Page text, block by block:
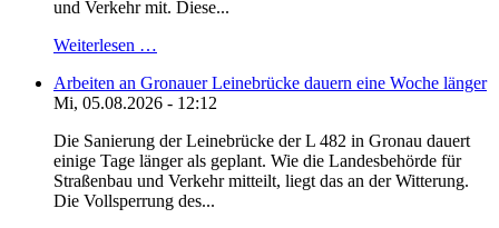
und Verkehr mit. Diese...
Weiterlesen …
Arbeiten an Gronauer Leinebrücke dauern eine Woche länger
Mi, 05.08.2026 - 12:12
Die Sanierung der Leinebrücke der L 482 in Gronau dauert
einige Tage länger als geplant. Wie die Landesbehörde für
Straßenbau und Verkehr mitteilt, liegt das an der Witterung.
Die Vollsperrung des...